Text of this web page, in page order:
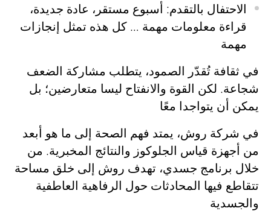
الاحتفال بالتقدم: أسبوع مستقر، عادة جديدة،
قراءة معلومات مهمة … كل هذه تمثل إنجازات
مهمة
في ثقافة تُقدّر الصمود، يتطلب مشاركة الضعف
شجاعة. لكن القوة والانفتاح ليسا متعارضين؛ بل
يمكن أن يتواجدا معًا
في شركة روش، يمتد فهم الصحة إلى ما هو أبعد
من أجهزة قياس الجلوكوز والنتائج المخبرية. من
خلال برنامج جسدي، تهدف روش إلى خلق مساحة
تتقاطع فيها المحادثات حول الرفاهية العاطفية
والجسدية